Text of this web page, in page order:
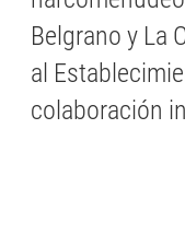
Belgrano y La
al
colaboración